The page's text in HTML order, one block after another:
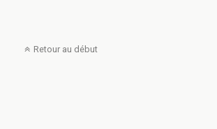
Retour au début